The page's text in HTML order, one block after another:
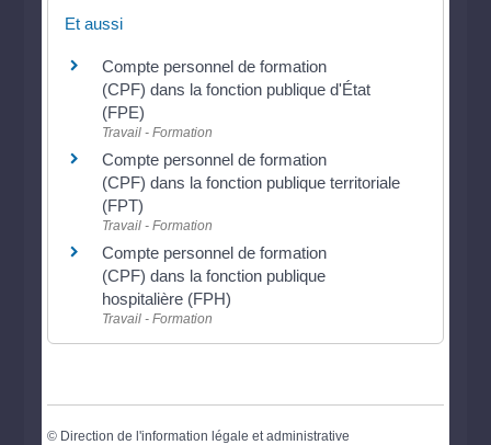
Et aussi
Compte personnel de formation
(CPF) dans la fonction publique d'État
(FPE)
Travail - Formation
Compte personnel de formation
(CPF) dans la fonction publique territoriale
(FPT)
Travail - Formation
Compte personnel de formation
(CPF) dans la fonction publique
hospitalière (FPH)
Travail - Formation
© Direction de l'information légale et administrative